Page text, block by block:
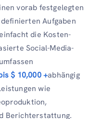
vorab festgelegten
Aufgaben
die Kosten-
Social-Media-
$ 10,000 +abhängig
wie
Berichterstattung.